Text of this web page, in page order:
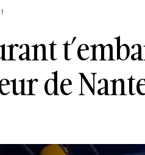
restaurant
de